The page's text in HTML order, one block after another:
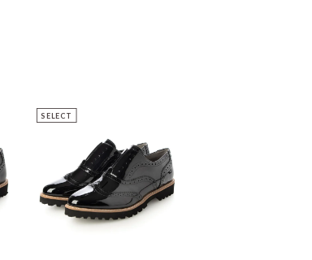
SELECT